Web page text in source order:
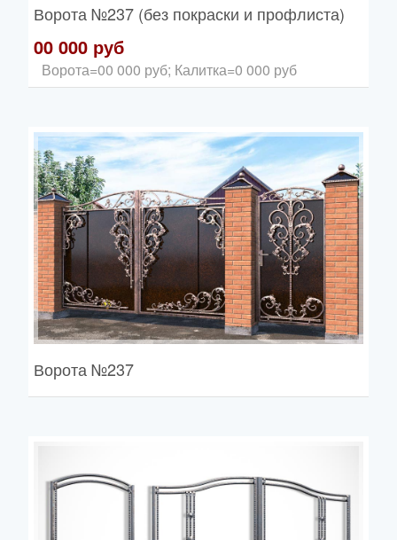
Ворота№237 (без покраски и профлиста)
00 000 руб
Ворота=00 000 руб; Калитка=0 000 руб
Ворота№237